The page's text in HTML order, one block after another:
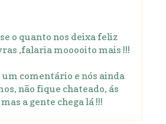
o quanto nos deixa feliz
,falaria mooooito mais !!!
um comentário e nós ainda
não fique chateado, ás
a gente chega lá !!!